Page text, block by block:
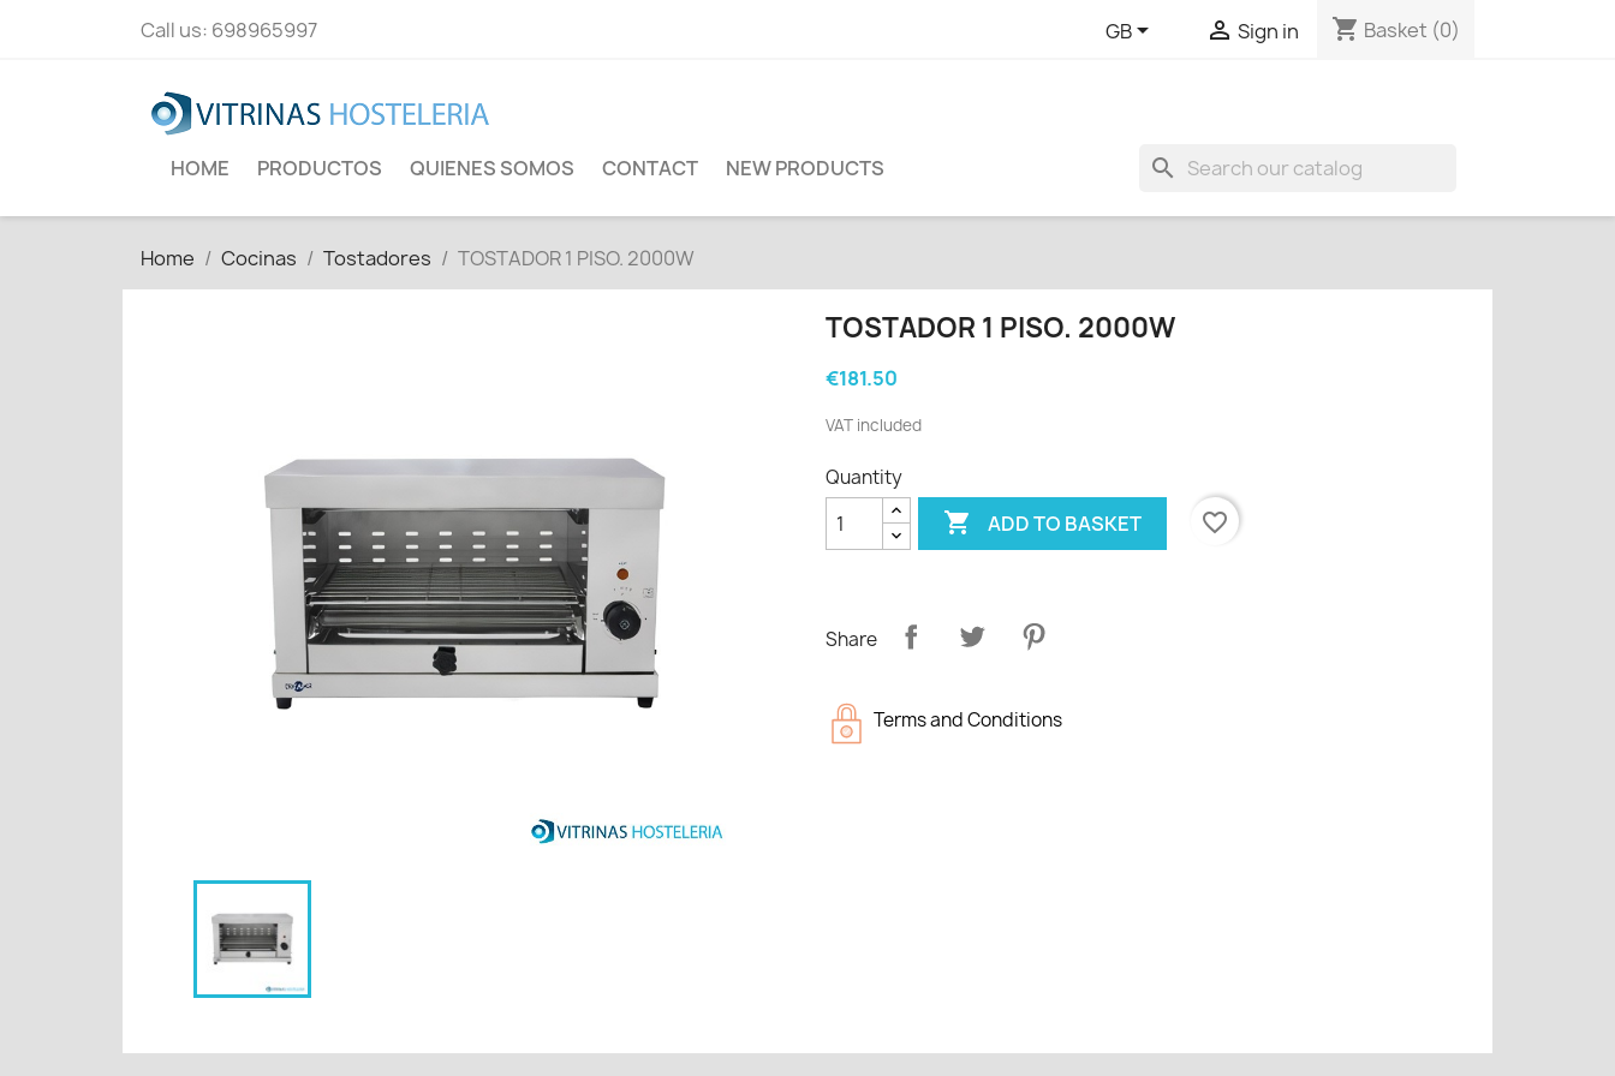
Call us: 698965997 GB  Sign in shopping_cart Basket (0)
HOME PRODUCTOS QUIENES SOMOS CONTACT NEW PRODUCTS search
Home Cocinas Tostadores TOSTADOR 1 PISO. 2000W
TOSTADOR 1 PISO. 2000W
€181.50
VAT included
Quantity
 ADD TO BASKET favorite_border
Share
Terms and Conditions